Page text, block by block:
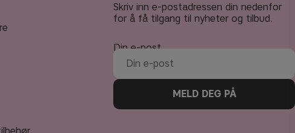
Skriv inn e-postadressen din nedenfor
for å få tilgang til nyheter og tilbud.
Din e-post
MELD DEG PÅ